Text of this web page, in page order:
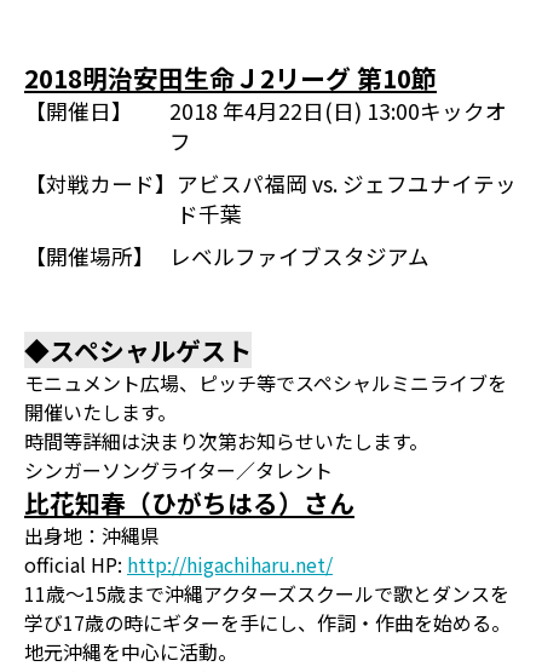
2018明治安田生命Ｊ2リーグ 第10節
【開催日】
2018 年4月22日(日) 13:00キックオ
フ
【対戦カード】 アビスパ福岡 vs. ジェフユナイテッ
ド千葉
【開催場所】
レベルファイブスタジアム
◆スペシャルゲスト
モニュメント広場、ピッチ等でスペシャルミニライブを
開催いたします。
時間等詳細は決まり次第お知らせいたします。
シンガーソングライター／タレント
比花知春（ひがちはる）さん
出身地：沖縄県
official HP: http://higachiharu.net/
11歳〜15歳まで沖縄アクターズスクールで歌とダンスを
学び17歳の時にギターを手にし、作詞・作曲を始める。
地元沖縄を中心に活動。